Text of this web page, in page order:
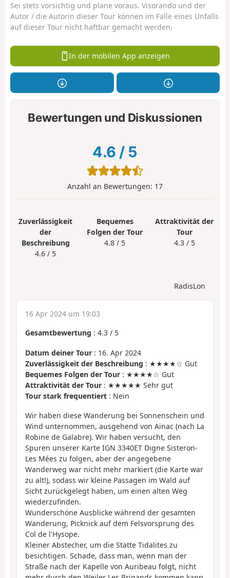
Sei stets vorsichtig und plane voraus. Visorando und der
Autor / die Autorin dieser Tour können im Falle eines Unfalls
auf dieser Tour nicht haftbar gemacht werden.
In der mobilen App anzeigen
Bewertungen und Diskussionen
4.6 / 5
Anzahl an Bewertungen: 17
Zuverlässigkeit
der
Beschreibung
4.6 / 5
Bequemes
Folgen der Tour
4.8 / 5
Attraktivität der
Tour
4.3 / 5
RadisLon
16 Apr 2024 um 19:03
Gesamtbewertung : 4.3 / 5
Datum deiner Tour : 16. Apr 2024
Zuverlässigkeit der Beschreibung : ★★★★☆ Gut
Bequemes Folgen der Tour : ★★★★☆ Gut
Attraktivität der Tour : ★★★★★ Sehr gut
Tour stark frequentiert : Nein
Wir haben diese Wanderung bei Sonnenschein und
Wind unternommen, ausgehend von Ainac (nach La
Robine de Galabre). Wir haben versucht, den
Spuren unserer Karte IGN 3340ET Digne Sisteron-
Les Mées zu folgen, aber der angegebene
Wanderweg war nicht mehr markiert (die Karte war
zu alt!), sodass wir kleine Passagen im Wald auf
Sicht zurückgelegt haben, um einen alten Weg
wiederzufinden.
Wunderschöne Ausblicke während der gesamten
Wanderung, Picknick auf dem Felsvorsprung des
Col de l'Hysope.
Kleiner Abstecher, um die Stätte Tidalites zu
besichtigen. Schade, dass man, wenn man der
Straße nach der Kapelle von Auribeau folgt, nicht